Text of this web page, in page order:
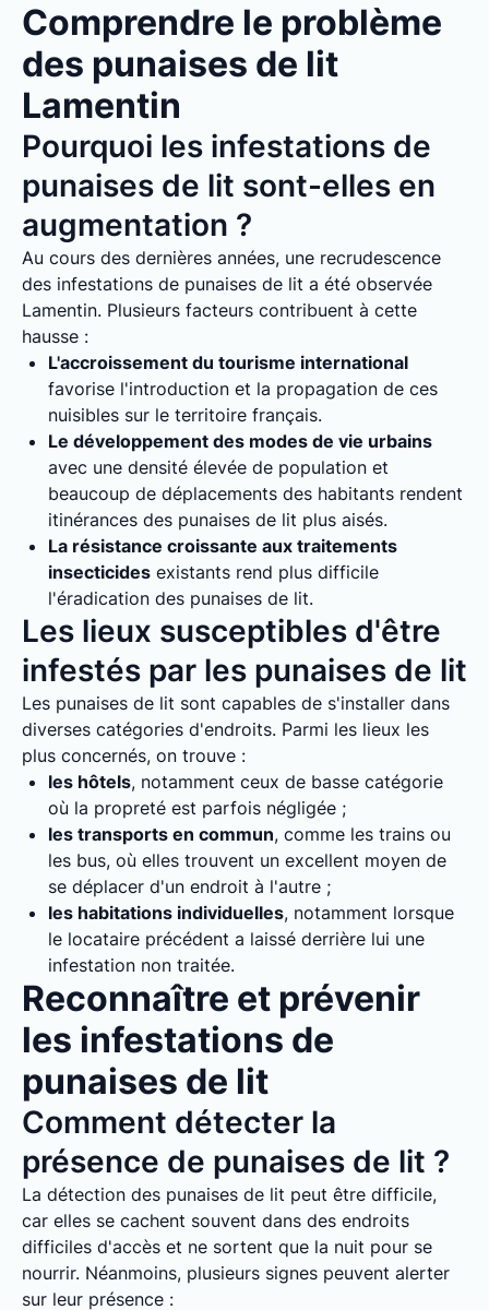
Comprendre le problème
des punaises de lit
Lamentin
Pourquoi les infestations de
punaises de lit sont-elles en
augmentation ?
Au cours des dernières années, une recrudescence
des infestations de punaises de lit a été observée
Lamentin. Plusieurs facteurs contribuent à cette
hausse :
L'accroissement du tourisme international
favorise l'introduction et la propagation de ces
nuisibles sur le territoire français.
Le développement des modes de vie urbains
avec une densité élevée de population et
beaucoup de déplacements des habitants rendent
itinérances des punaises de lit plus aisés.
La résistance croissante aux traitements
insecticides existants rend plus difficile
l'éradication des punaises de lit.
Les lieux susceptibles d'être
infestés par les punaises de lit
Les punaises de lit sont capables de s'installer dans
diverses catégories d'endroits. Parmi les lieux les
plus concernés, on trouve :
les hôtels, notamment ceux de basse catégorie
où la propreté est parfois négligée ;
les transports en commun, comme les trains ou
les bus, où elles trouvent un excellent moyen de
se déplacer d'un endroit à l'autre ;
les habitations individuelles, notamment lorsque
le locataire précédent a laissé derrière lui une
infestation non traitée.
Reconnaître et prévenir
les infestations de
punaises de lit
Comment détecter la
présence de punaises de lit ?
La détection des punaises de lit peut être difficile,
car elles se cachent souvent dans des endroits
difficiles d'accès et ne sortent que la nuit pour se
nourrir. Néanmoins, plusieurs signes peuvent alerter
sur leur présence :